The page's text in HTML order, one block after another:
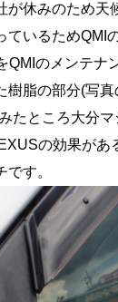
休みのため天
ているためQMI
QMIのメンテナ
樹脂の部分(写
たところ大分マ
の効果があ
す。